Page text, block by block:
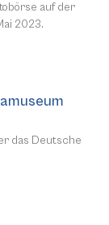
auf der
2023.
das Deutsche